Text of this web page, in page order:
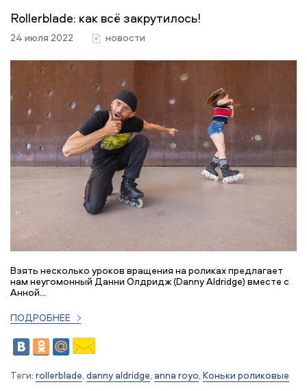
Rollerbladе: как всё закрутилось!
24 июля 2022 новости
Взять несколько уроков вращения на роликах предлагает
нам неугомонный Данни Олдридж (Danny Aldridge) вместе с
Анной...
ПОДРОБНЕЕ
Теги: rollerblade, danny aldridge, anna royo, Коньки роликовые